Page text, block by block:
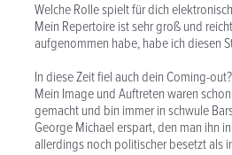
Welche Rolle spielt für dich
Mein Repertoire ist sehr groß und
aufgenommen habe, habe ich diesen
In diese Zeit fiel auch dein Coming-out?
Mein Image und Auftreten waren
gemacht und bin immer in schwule
George Michael erspart, den man ihn
allerdings noch politischer besetzt als